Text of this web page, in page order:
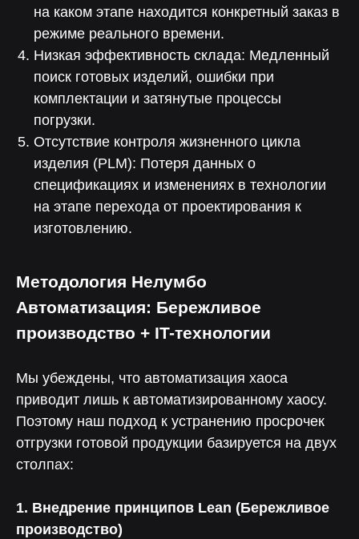
на каком этапе находится конкретный заказ в
режиме реального времени.
Низкая эффективность склада: Медленный
поиск готовых изделий, ошибки при
комплектации и затянутые процессы
погрузки.
Отсутствие контроля жизненного цикла
изделия (PLM): Потеря данных о
спецификациях и изменениях в технологии
на этапе перехода от проектирования к
изготовлению.
Методология Нелумбо
Автоматизация: Бережливое
производство + IT-технологии
Мы убеждены, что автоматизация хаоса
приводит лишь к автоматизированному хаосу.
Поэтому наш подход к устранению просрочек
отгрузки готовой продукции базируется на двух
столпах:
1. Внедрение принципов Lean (Бережливое
производство)